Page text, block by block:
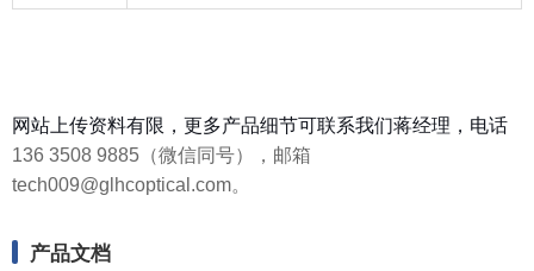
网站上传资料有限，更多产品细节可联系我们蒋经理，电话
136 3508 9885（微信同号），邮箱
tech009@glhcoptical.com。
产品文档